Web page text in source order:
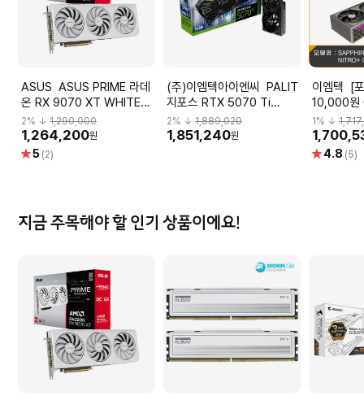
ASUS ASUS PRIME 라데
온 RX 9070 XT WHITE
OC D6 16GB 대원씨티에스
_VGA
2% ↓ 1,290,000
1,264,200원
별5 (2)
(주)이엠텍아이엔씨 PALIT
지포스 RTX 5070 Ti
GAMINGPRO-S D7 16GB
이엠텍
2% ↓1,889,020
1,851,240원
이엠텍 [포토리뷰 네페
10,000원
데온 RX
NITRO+
1 % ↓
별 4.8 (5)
지금 주목해야 할 인기 상품이에요!